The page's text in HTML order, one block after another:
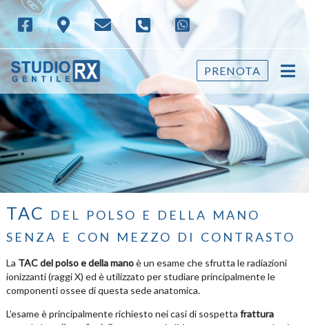
PRENOTA
TAC del polso e della mano
senza e con mezzo di contrasto
La TAC del polso e della manoè un esame che sfrutta le radiazioni
ionizzanti (raggi X) ed è utilizzato per studiare principalmente le
componenti ossee di questa sede anatomica.
L’esame è principalmente richiesto nei casi di sospetta frattura